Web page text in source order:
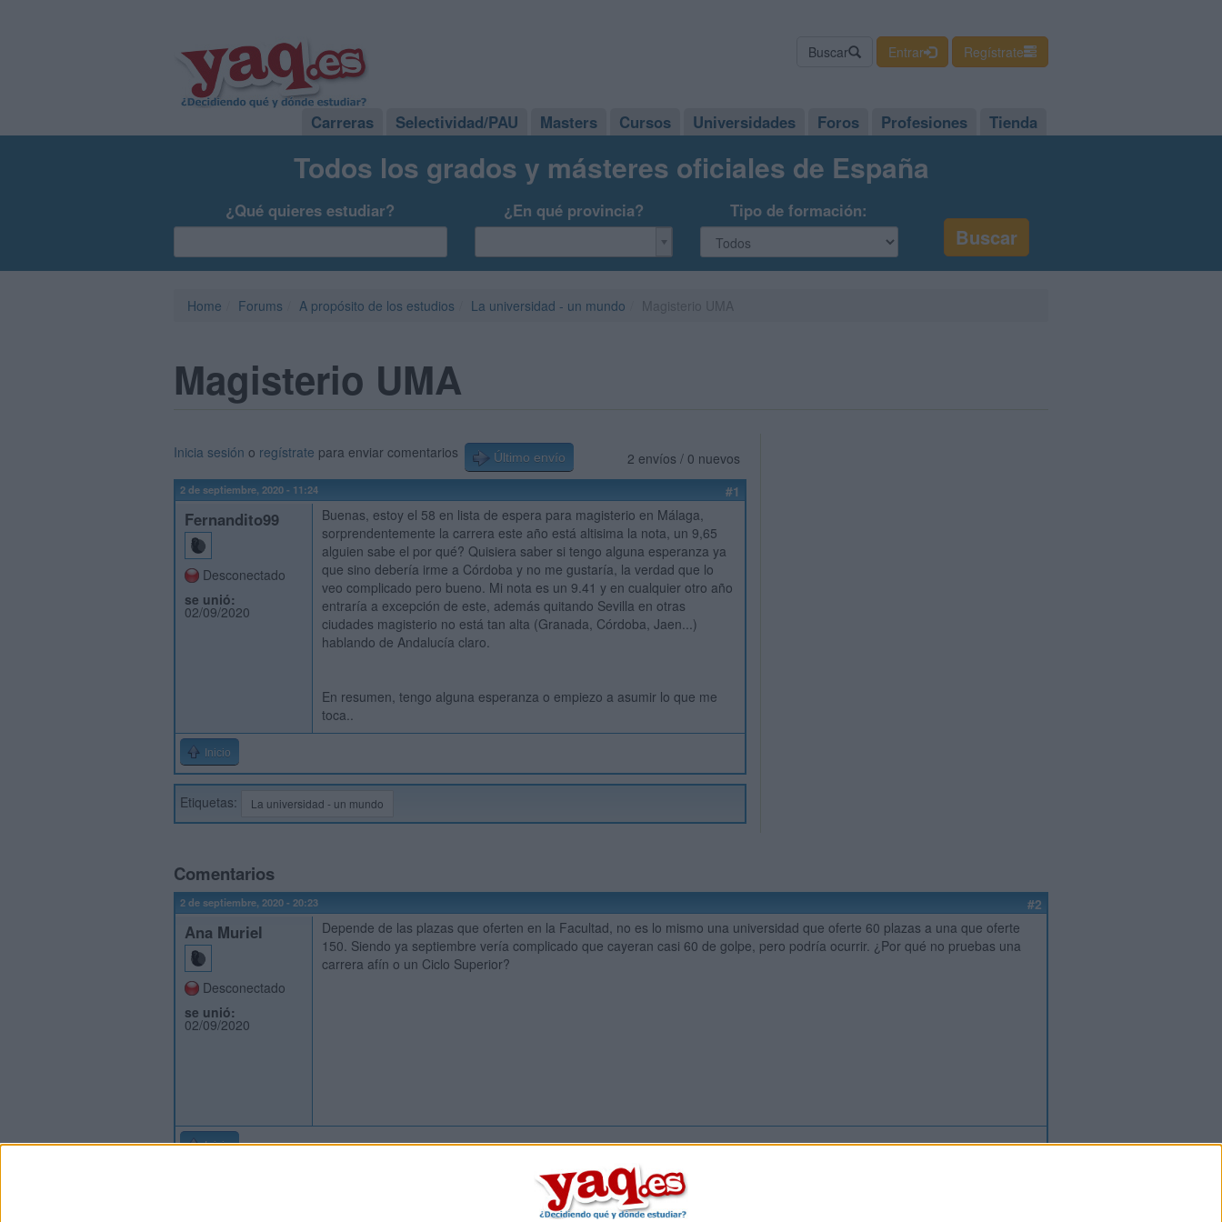
Buscar Entrar Regístrate
Carreras Selectividad/PAU Masters Cursos Universidades Foros Profesiones Tienda
Todos los grados y másteres oficiales de España
¿Qué quieres estudiar? ¿En qué provincia? Tipo de formación:
Home Forums A propósito de los estudios La universidad - un mundo
Magisterio UMA
2 envíos / 0 nuevos
Inicia sesión o regístrate para enviar comentarios Último envío
2 de septiembre, 2020 - 11:24 #1
Fernandito99
Desconectado
se unió:
02/09/2020
Buenas, estoy el 58 en lista de espera para magisterio en Málaga,
sorprendentemente la carrera este año está altisima la nota, un 9,65
alguien sabe el por qué? Quisiera saber si tengo alguna esperanza ya
que sino debería irme a Córdoba y no me gustaría, la verdad que lo
veo complicado pero bueno. Mi nota es un 9.41 y en cualquier otro año
entraría a excepción de este, además quitando Sevilla en otras
ciudades magisterio no está tan alta (Granada, Córdoba, Jaen...)
hablando de Andalucía claro.
En resumen, tengo alguna esperanza o empiezo a asumir lo que me
toca..
Inicio
Etiquetas: La universidad - un mundo
Comentarios
2 de septiembre, 2020 - 20:23 #2
Ana Muriel
Desconectado
se unió:
02/09/2020
Depende de las plazas que oferten en la Facultad, no es lo mismo una universidad que oferte 60 plazas a una que oferte
150. Siendo ya septiembre vería complicado que cayeran casi 60 de golpe, pero podría ocurrir. ¿Por qué no pruebas una
carrera afín o un Ciclo Superior?
Inicio Inicia sesiónoregístratepara enviar comentarios